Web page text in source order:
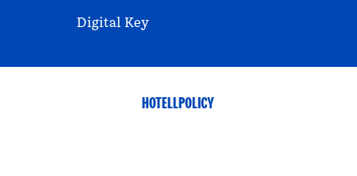
Digital Key
HOTELLPOLICY